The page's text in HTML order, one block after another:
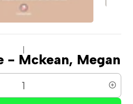
- Mckean, Megan